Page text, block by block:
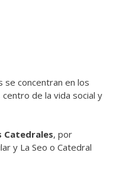
se concentran en los
centro de la vida social y
Catedrales, por
y La Seo o Catedral